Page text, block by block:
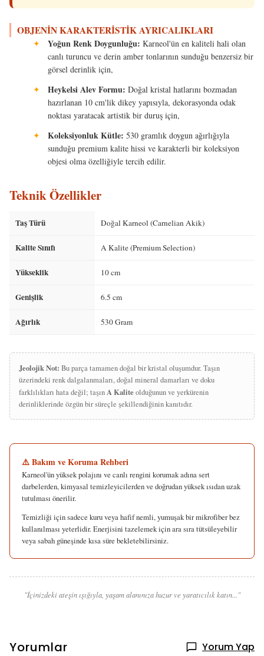
OBJENIN KARAKTERISTIK AYRICALIKLARI
✦ Yoğun Renk Doygunluğu: Karneol'ün en kaliteli hali olan
canlı turuncu ve derin amber tonlarının sunduğu benzersiz bir
görsel derinlik için,
✦
Heykelsi Alev Formu: Doğal kristal hatlarını bozmadan
hazırlanan 10 cm'lik dikey yapısıyla, dekorasyonda odak
noktası yaratacak artistik bir duruş için,
✦
Koleksiyonluk Kütle: 530 gramlık doygun ağırlığıyla
sunduğu premium kalite hissi ve karakterli bir koleksiyon
objesi olma özelliğiyle tercih edilir.
Teknik Özellikler
Taş Türü Doğal Karneol (Carnelian Akik)
Kalite Sınıfı A Kalite (Premium Selection)
Yükseklik 10 cm
Genişlik 6.5 cm
Ağırlık 530 Gram
Jeolojik Not: Bu parça tamamen doğal bir kristal oluşumdur. Taşın
üzerindeki renk dalgalanmaları, doğal mineral damarları ve doku
farklılıkları hata değil; taşınA Kaliteolduğunun ve yerkürenin
derinliklerinde özgün bir süreçle şekillendiğinin kanıtıdır.
⚠️ Bakım ve Koruma Rehberi
Karneol'ün yüksek polajını ve canlı rengini korumak adına sert
darbelerden, kimyasal temizleyicilerden ve doğrudan yüksek ısıdan uzak
tutulması önerilir.
Temizliği için sadece kuru veya hafif nemli, yumuşak bir mikrofiber bez
kullanılması yeterlidir. Enerjisini tazelemek için ara sıra tütsüleyebilir
veya sabah güneşinde kısa süre bekletebilirsiniz.
"İçinizdeki ateşin ışığıyla, yaşam alanınıza huzur ve yaratıcılık katın..."
Yorumlar Yorum Yap